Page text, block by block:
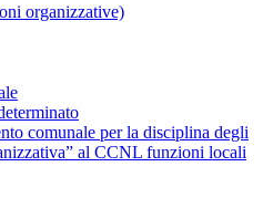
organizzative)
comunale per la disciplina degli
al CCNL funzioni locali